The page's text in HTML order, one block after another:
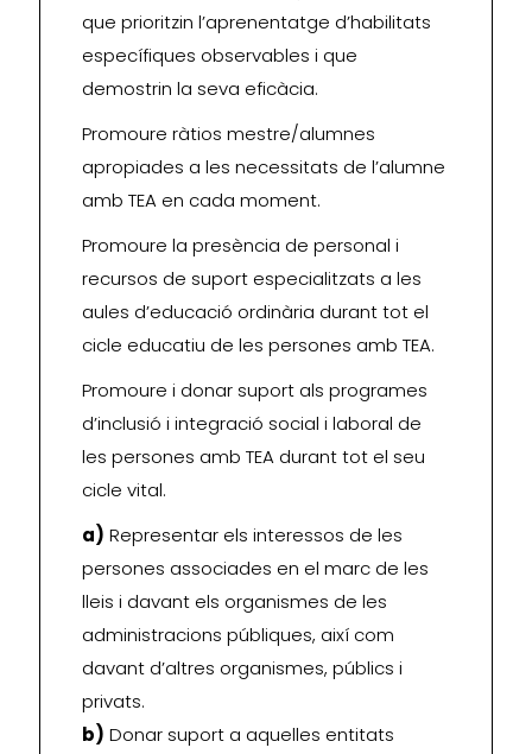
que prioritzin l’aprenentatge d’habilitats
específiques observables i que
demostrin la seva eficàcia.
Promoure ràtios mestre/alumnes
apropiades a les necessitats de l’alumne
amb TEA en cada moment.
Promoure la presència de personal i
recursos de suport especialitzats a les
aules d’educació ordinària durant tot el
cicle educatiu de les persones amb TEA.
Promoure i donar suport als programes
d’inclusió i integració social i laboral de
les persones amb TEA durant tot el seu
cicle vital.
a) Representar els interessos de les
persones associades en el marc de les
lleis i davant els organismes de les
administracions públiques, així com
davant d’altres organismes, públics i
privats.
b) Donar suport a aquelles entitats